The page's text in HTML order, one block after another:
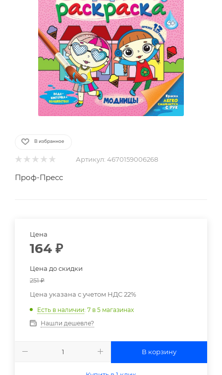
В избранное
Артикул: 4670159006268
Проф-Пресс
Цена
164 ₽
Цена до скидки
251₽
Цена указана с учетом НДС 22%
Есть в наличии: 7 в 5 магазинах
Нашли дешевле?
В корзину